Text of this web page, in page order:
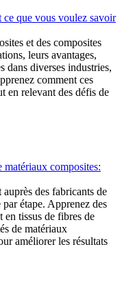
ce que vous voulez savoir
et des composites
leurs avantages,
dans diverses industries,
comment ces
en relevant des défis de
matériaux composites:
des fabricants de
étape. Apprenez des
tissus de fibres de
de matériaux
améliorer les résultats